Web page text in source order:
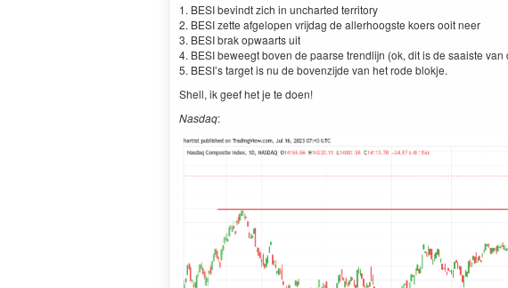
1. BESIbevin­dt zich in unchart­ed ter­ri­to­ry
2. BESIzette afgelopen vri­jdag de aller­hoog­ste koers ooit neer
3. BESIbrak opwaarts uit
4. BESIbeweegt boven de paarse trendli­jn (ok, dit is de saaiste van
5. BESI’s tar­get is nu de boven­z­i­jde van het rode blokje.
Shell, ik geef het je te doen!
Nas­daq: